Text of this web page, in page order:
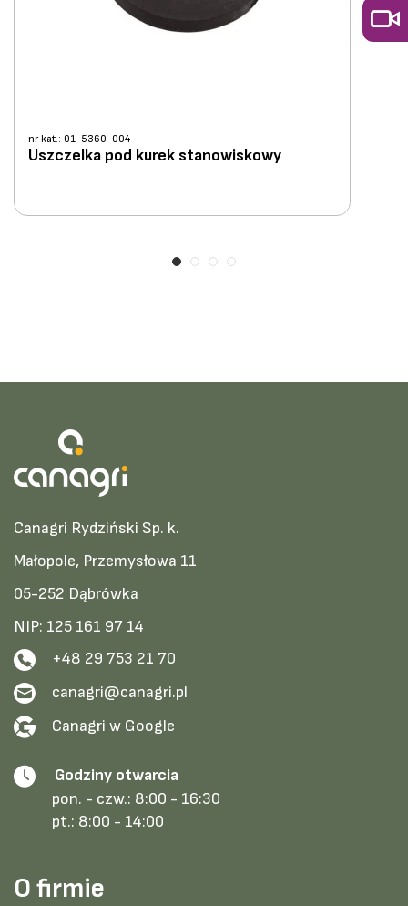
nr kat.: 01-5360-004
Uszczelka pod kurek stanowiskowy
Canagri Rydziński Sp. k.
Małopole, Przemysłowa 11
05-252 Dąbrówka
NIP: 125 161 97 14
+48 29 753 21 70
canagri@canagri.pl
Canagri w Google
Godziny otwarcia
pon. - czw.: 8:00 - 16:30
pt.: 8:00 - 14:00
O firmie